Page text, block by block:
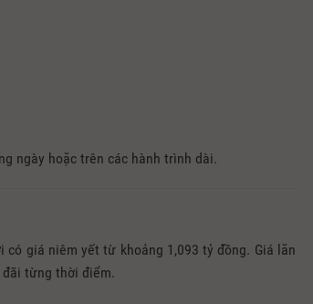
ngày hoặc trên các hành trình dài.
có giá niêm yết từ khoảng 1,093 tỷ đồng. Giá lăn
từng thời điểm.